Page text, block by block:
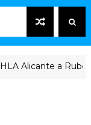
a Rubén